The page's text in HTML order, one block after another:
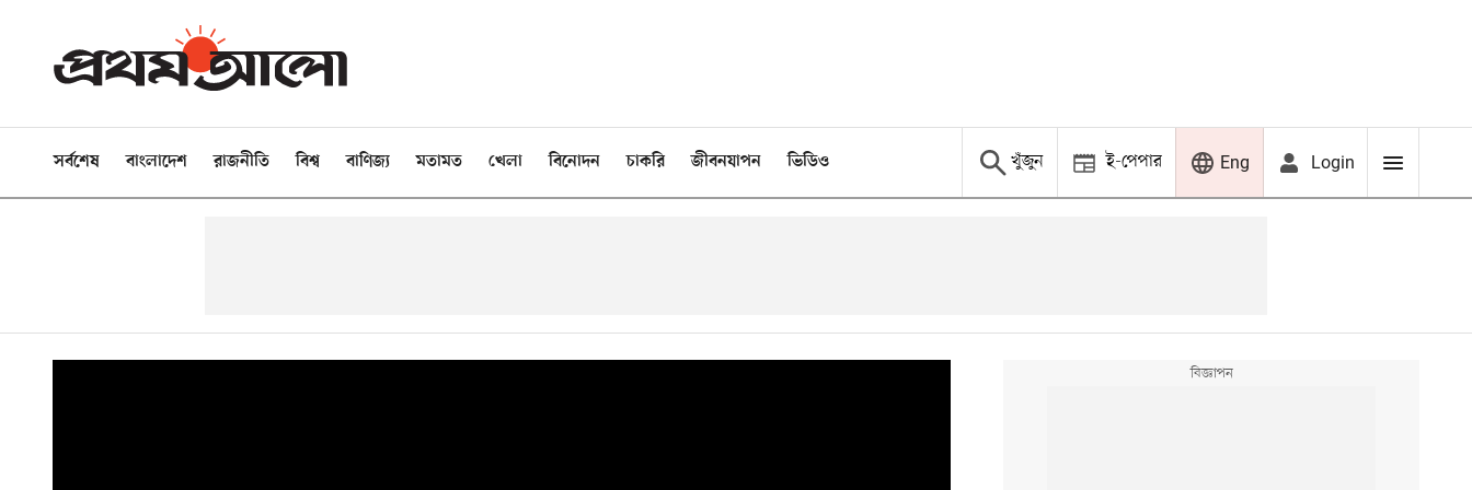
সর্বশেষ বাংলাদেশ রাজনীতি বিশ্ব বাণিজ্য মতামত খেলা বিনোদন চাকরি জীবনযাপন ভিডিও খুঁজুন ই-পেপার Eng Login